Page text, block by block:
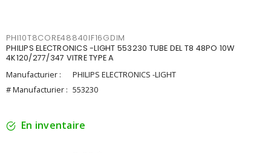
PHI10T8CORE48840IF16GDIM
PHILIPS ELECTRONICS -LIGHT 553230 TUBE DEL T8 48PO 10W
4K120/277/347 VITRE TYPE A
Manufacturier :
PHILIPS ELECTRONICS -LIGHT
# Manufacturier : 553230
En inventaire